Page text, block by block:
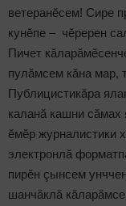
ветеранӗсем! Сире
кунӗпе – чӗререн
Пичет
пулăмсем кăна мар,
Публицистикăра
каланă кашни сăмах
ӗмӗр журналистики
электронлă
пирӗн çынсем
шанчăклă